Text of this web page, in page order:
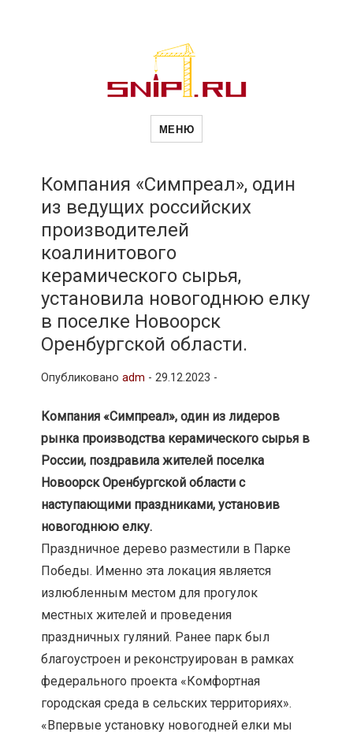
Новости
рубрики
МЕНЮ
Компания «Симпреал», один
из ведущих российских
производителей
коалинитового
керамического сырья,
установила новогоднюю елку
в поселке Новоорск
Оренбургской области.
Опубликовано adm - 29.12.2023 -
Компания «Симпреал», один из лидеров
рынка производства керамического сырья в
России, поздравила жителей поселка
Новоорск Оренбургской области с
наступающими праздниками, установив
новогоднюю елку.
Праздничное дерево разместили в Парке
Победы. Именно эта локация является
излюбленным местом для прогулок
местных жителей и проведения
праздничных гуляний. Ранее парк был
благоустроен и реконструирован в рамках
федерального проекта «Комфортная
городская среда в сельских территориях».
«Впервые установку новогодней елки мы